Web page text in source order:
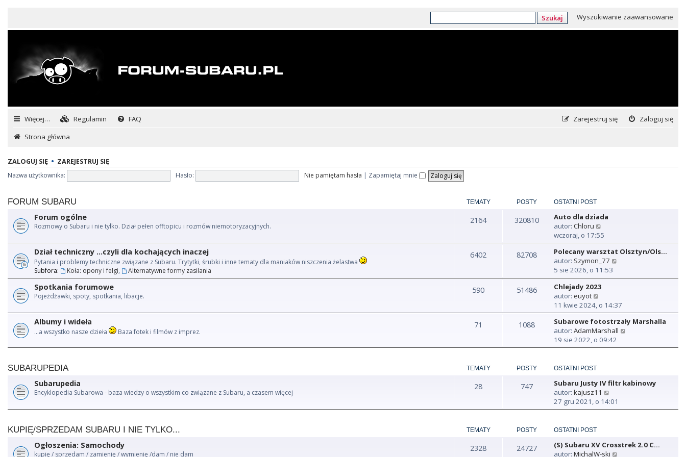
Szukaj Wyszukiwanie zaawansowane
Więcej… Regulamin FAQ Zaloguj się
Zarejestruj się
Strona główna
ZALOGUJ SIĘ • ZAREJESTRUJ SIĘ
Nazwa użytkownika:
Hasło: Nie pamiętam hasła | Zapamiętaj mnie
FORUM SUBARU TEMATY POSTY OSTATNI POST
Forum ogólne
Rozmowy o Subaru i nie tylko. Dział pełen offtopicu i rozmów niemotoryzacyjnych.
2164 320810
Auto dla dziada
autor: Chloru
y
ś
w
i
e
t
a
n
o
w
p
o
s
t
wczoraj, o 17:55
Dział techniczny ...czyli dla kochających inaczej
Pytania i problemy techniczne związane z Subaru. Trytytki, śrubki i inne tematy dla maniaków niszczenia żelastwa
Subfora:
Koła: opony i felgi, Alternatywne formy zasilania
6402 82708
Polecany warsztat Olsztyn/Ols…
autor: Szymon_77
ś
e
t
l
n
s
y
t
5 sie 2026, o 11:53
Spotkania forumowe
Pojeżdżawki, spoty, spotkania, libacje.
590 51486
Chlejady 2023
autor: euyot
y
ś
w
i
e
t
j
n
o
y
p
11 kwie 2024, o 14:37
Albumy i wideła
...a wszystko nasze dzieła Baza fotek i filmów z imprez.
71 1088
Subarowe fotostrzały Marshalla
autor: AdamMarshall
ś
t
a
w
19 sie 2022, o 09:42
SUBARUPEDIA TEMATY POSTY OSTATNI POST
Subarupedia
Encyklopedia Subarowa - baza wiedzy o wszystkim co związane z Subaru, a czasem więcej
28 747
Subaru Justy IV filtr kabinowy
autor: kajusz11
y
ś
t
27 gru 2021, o 14:01
KUPIĘ/SPRZEDAM SUBARU I NIE TYLKO... TEMATY POSTY OSTATNI POST
Ogłoszenia: Samochody
kupię / sprzedam / zamienię / wymienię /dam / nie dam
2328 24727
(S) Subaru XV Crosstrek 2.0 C…
autor: MichalW-ski